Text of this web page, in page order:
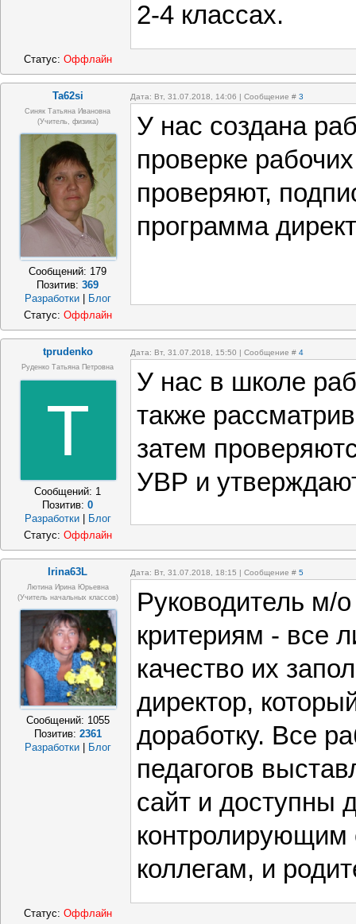
2-4 классах.
Статус: Оффлайн
Ta62si Дата: Вт, 31.07.2018, 14:06 | Сообщение # 3
Синяк Татьяна Ивановна
(Учитель, физика)
Сообщений: 179
Позитив:369
Разработки
Блог
У нас создана
проверке
проверяют,
программа
Статус: Оффлайн
tprudenko Дата: Вт, 31.07.2018, 15:50 | Сообщение # 4
Руденко Татьяна Петровна
T
Сообщений: 1
Позитив:0
Разработки
Блог
У нас в школе
также
затем
УВР и
Статус: Оффлайн
Irina63L Дата: Вт, 31.07.2018, 18:15 | Сообщение # 5
Лютина Ирина Юрьевна
(Учитель начальных классов)
Сообщений: 1055
Позитив: 2361
Разработки | Блог
Руководитель м/
критериям - все
качество их
директор,
доработку. Все
педагогов
сайт и доступны
контролирующим
коллегам, и
Статус: Оффлайн